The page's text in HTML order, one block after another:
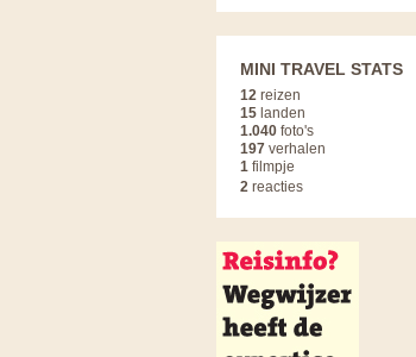
MINI TRAVEL STATS
12 reizen
15 landen
1.040 foto's
197 verhalen
1 filmpje
2 reacties